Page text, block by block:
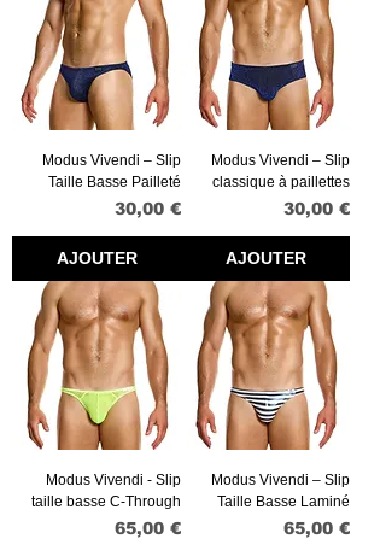
Modus Vivendi – Slip
Taille Basse Pailleté
Prix
30,00 €
AJOUTER
Modus Vivendi – Slip
classique à paillettes
Prix
30,00 €
AJOUTER
Modus Vivendi - Slip
taille basse C-Through
Prix
65,00 €
Modus Vivendi – Slip
Taille Basse Laminé
Prix
65,00 €